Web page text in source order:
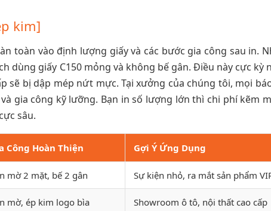
kim]
toàn vào định lượng giấy và các bước gia công sau in.
dùng giấy C150 mỏng và không bế gân. Điều này cực kỳ
sẽ bị dập mép nứt mực. Tại xưởng của chúng tôi, mọi
gia công kỹ lưỡng. Bạn in số lượng lớn thì chi phí kẽm
sâu.
Công Hoàn Thiện Gợi Ý Ứng Dụng
mờ 2 mặt, bế 2 gân Sự kiện nhỏ, ra mắt sản phẩm
mờ, ép kim logo bìa Showroom ô tô, nội thất cao cấp